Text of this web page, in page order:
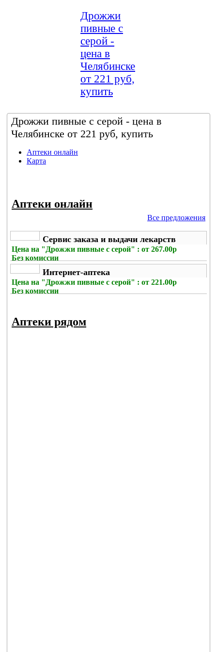
Дрожжи
пивные с
серой -
цена в
Челябинске
от 221 руб,
купить
Дрожжи пивные с серой - цена в
Челябинске от 221 руб, купить
Аптеки онлайн
Карта
Аптеки онлайн
Все предложения
Сервис заказа и выдачи лекарств
Цена на "Дрожжи пивные с серой" : от 267.00р
Без комиссии
Интернет-аптека
Цена на "Дрожжи пивные с серой" : от 221.00р
Без комиссии
Аптеки рядом